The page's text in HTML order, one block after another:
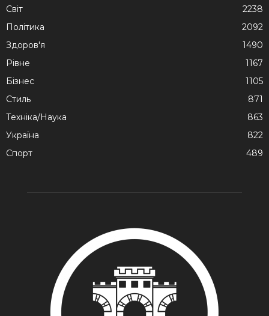
Cвіт
2238
Політика
2092
Здоров'я
1490
Рівне
1167
Бізнес
1105
Стиль
871
Техніка/Наука
863
Україна
822
Спорт
489